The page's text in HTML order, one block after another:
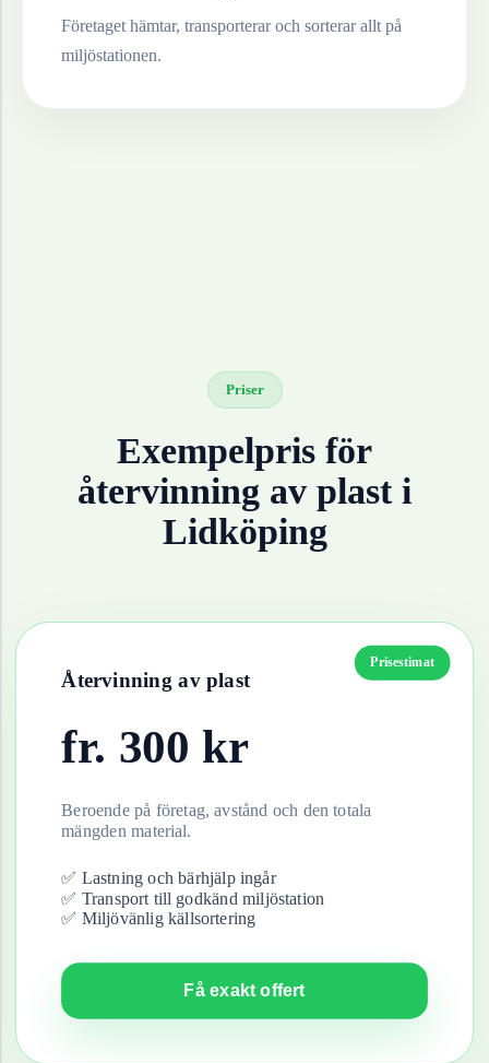
Företaget hämtar, transporterar och sorterar allt på
miljöstationen.
Priser
Exempelpris för
återvinning av plasti
Lidköping
Prisestimat
Återvinning av plast
fr. 300 kr
Beroende på företag, avstånd och den totala
mängden material.
✅ Lastning och bärhjälp ingår
✅ Transport till godkänd miljöstation
✅ Miljövänlig källsortering
Få exakt offert